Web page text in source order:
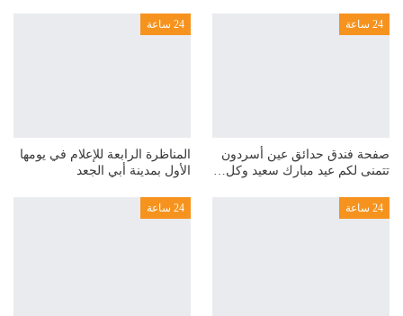
24 ساعة
صفحة فندق حدائق عين أسردون
تتمنى لكم عيد مبارك سعيد وكل…
24 ساعة
المناظرة الرابعة للإعلام في يومها
الأول بمدينة أبي الجعد
24 ساعة 24 ساعة